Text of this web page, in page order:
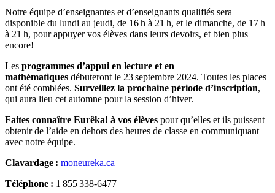
Notre équipe d’enseignantes et d’enseignants qualifiés sera
disponible du lundi au jeudi, de 16 h à 21 h, et le dimanche, de 17 h
à 21 h, pour appuyer vos élèves dans leurs devoirs, et bien plus
encore!
Les programmes d’appui en lecture et en
mathématiques débuteront le 23 septembre 2024. Toutes les places
ont été comblées. Surveillez la prochaine période d’inscription,
qui aura lieu cet automne pour la session d’hiver.
Faites connaître Eurêka! à vos élèves pour qu’elles et ils puissent
obtenir de l’aide en dehors des heures de classe en communiquant
avec notre équipe.
Clavardage : moneureka.ca
Téléphone : 1 855 338-6477